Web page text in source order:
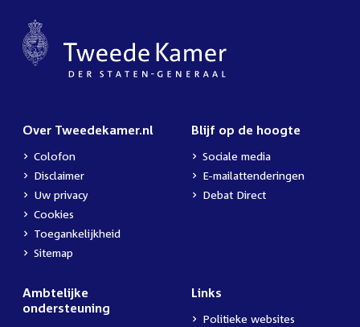
Over Tweedekamer.nl
Colofon
Disclaimer
Uw privacy
Cookies
Toegankelijkheid
Sitemap
Blijf op de hoogte
Sociale media
E-mailattenderingen
Debat Direct
Ambtelijke
ondersteuning
Links
Politieke websites